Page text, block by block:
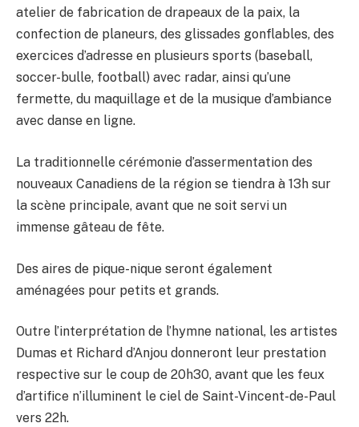
atelier de fabrication de drapeaux de la paix, la
confection de planeurs, des glissades gonflables, des
exercices d’adresse en plusieurs sports (baseball,
soccer-bulle, football) avec radar, ainsi qu’une
fermette, du maquillage et de la musique d’ambiance
avec danse en ligne.
La traditionnelle cérémonie d’assermentation des
nouveaux Canadiens de la région se tiendra à 13h sur
la scène principale, avant que ne soit servi un
immense gâteau de fête.
Des aires de pique-nique seront également
aménagées pour petits et grands.
Outre l’interprétation de l’hymne national, les artistes
Dumas et Richard d’Anjou donneront leur prestation
respective sur le coup de 20h30, avant que les feux
d’artifice n’illuminent le ciel de Saint-Vincent-de-Paul
vers 22h.